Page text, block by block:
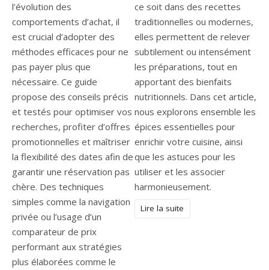
l’évolution des
comportements d’achat, il
est crucial d’adopter des
méthodes efficaces pour ne
pas payer plus que
nécessaire. Ce guide
propose des conseils précis
et testés pour optimiser vos
recherches, profiter d’offres
promotionnelles et maîtriser
la flexibilité des dates afin de
garantir une réservation pas
chère. Des techniques
simples comme la navigation
privée ou l’usage d’un
comparateur de prix
performant aux stratégies
plus élaborées comme le
ce soit dans des recettes
traditionnelles ou modernes,
elles permettent de relever
subtilement ou intensément
les préparations, tout en
apportant des bienfaits
nutritionnels. Dans cet article,
nous explorons ensemble les
épices essentielles pour
enrichir votre cuisine, ainsi
que les astuces pour les
utiliser et les associer
harmonieusement.
Lire la suite